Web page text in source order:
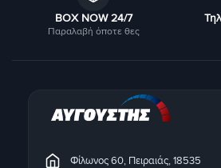
BOX NOW 24/7
Παραλαβή όποτε θες
Φίλωνος 60, Πειραιάς, 18535